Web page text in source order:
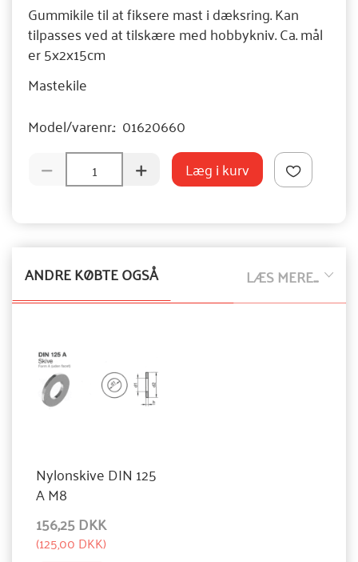
Gummikile til at fiksere mast i dæksring. Kan
tilpasses ved at tilskære med hobbykniv. Ca. mål
er 5x2x15cm
Mastekile
Model/varenr.: 01620660
Læg i kurv
LÆS MERE...
ANDRE KØBTE OGSÅ
Nylonskive DIN 125
A M8
156,25 DKK
(125,00 DKK)